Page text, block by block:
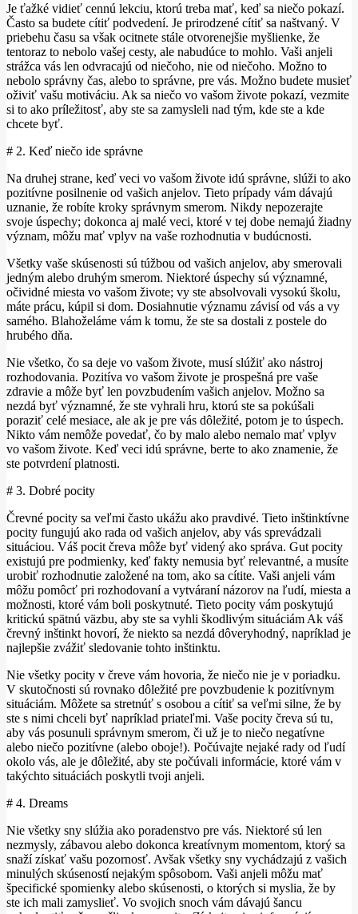
Je ťažké vidieť cennú lekciu, ktorú treba mať, keď sa niečo pokazí.
Často sa budete cítiť podvedení. Je prirodzené cítiť sa naštvaný. V
priebehu času sa však ocitnete stále otvorenejšie myšlienke, že
tentoraz to nebolo vašej cesty, ale nabudúce to mohlo. Vaši anjeli
strážca vás len odvracajú od niečoho, nie od niečoho. Možno to
nebolo správny čas, alebo to správne, pre vás. Možno budete musieť
oživiť vašu motiváciu. Ak sa niečo vo vašom živote pokazí, vezmite
si to ako príležitosť, aby ste sa zamysleli nad tým, kde ste a kde
chcete byť.
# 2. Keď niečo ide správne
Na druhej strane, keď veci vo vašom živote idú správne, slúži to ako
pozitívne posilnenie od vašich anjelov. Tieto prípady vám dávajú
uznanie, že robíte kroky správnym smerom. Nikdy nepozerajte
svoje úspechy; dokonca aj malé veci, ktoré v tej dobe nemajú žiadny
význam, môžu mať vplyv na vaše rozhodnutia v budúcnosti.
Všetky vaše skúsenosti sú túžbou od vašich anjelov, aby smerovali
jedným alebo druhým smerom. Niektoré úspechy sú významné,
očividné miesta vo vašom živote; vy ste absolvovali vysokú školu,
máte prácu, kúpil si dom. Dosiahnutie významu závisí od vás a vy
samého. Blahoželáme vám k tomu, že ste sa dostali z postele do
hrubého dňa.
Nie všetko, čo sa deje vo vašom živote, musí slúžiť ako nástroj
rozhodovania. Pozitíva vo vašom živote je prospešná pre vaše
zdravie a môže byť len povzbudením vašich anjelov. Možno sa
nezdá byť významné, že ste vyhrali hru, ktorú ste sa pokúšali
poraziť celé mesiace, ale ak je pre vás dôležité, potom je to úspech.
Nikto vám nemôže povedať, čo by malo alebo nemalo mať vplyv
vo vašom živote. Keď veci idú správne, berte to ako znamenie, že
ste potvrdení platnosti.
# 3. Dobré pocity
Črevné pocity sa veľmi často ukážu ako pravdivé. Tieto inštinktívne
pocity fungujú ako rada od vašich anjelov, aby vás sprevádzali
situáciou. Váš pocit čreva môže byť videný ako správa. Gut pocity
existujú pre podmienky, keď fakty nemusia byť relevantné, a musíte
urobiť rozhodnutie založené na tom, ako sa cítite. Vaši anjeli vám
môžu pomôcť pri rozhodovaní a vytváraní názorov na ľudí, miesta a
možnosti, ktoré vám boli poskytnuté. Tieto pocity vám poskytujú
kritickú spätnú väzbu, aby ste sa vyhli škodlivým situáciám Ak váš
črevný inštinkt hovorí, že niekto sa nezdá dôveryhodný, napríklad je
najlepšie zvážiť sledovanie tohto inštinktu.
Nie všetky pocity v čreve vám hovoria, že niečo nie je v poriadku.
V skutočnosti sú rovnako dôležité pre povzbudenie k pozitívnym
situáciám. Môžete sa stretnúť s osobou a cítiť sa veľmi silne, že by
ste s nimi chceli byť napríklad priateľmi. Vaše pocity čreva sú tu,
aby vás posunuli správnym smerom, či už je to niečo negatívne
alebo niečo pozitívne (alebo oboje!). Počúvajte nejaké rady od ľudí
okolo vás, ale je dôležité, aby ste počúvali informácie, ktoré vám v
takýchto situáciách poskytli tvoji anjeli.
# 4. Dreams
Nie všetky sny slúžia ako poradenstvo pre vás. Niektoré sú len
nezmysly, zábavou alebo dokonca kreatívnym momentom, ktorý sa
snaží získať vašu pozornosť. Avšak všetky sny vychádzajú z vašich
minulých skúseností nejakým spôsobom. Vaši anjeli môžu mať
špecifické spomienky alebo skúsenosti, o ktorých si myslia, že by
ste ich mali zamyslieť. Vo svojich snoch vám dávajú šancu